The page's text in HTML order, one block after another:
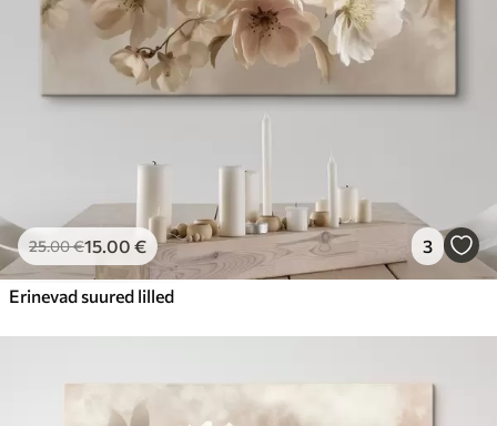
25.00€15.00 € 3
Erinevad suured lilled